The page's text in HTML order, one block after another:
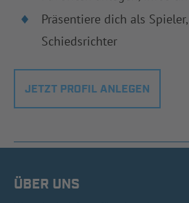
Präsentiere dich als
Schiedsrichter
JETZT PROFIL ANLEGEN
ÜBER UNS